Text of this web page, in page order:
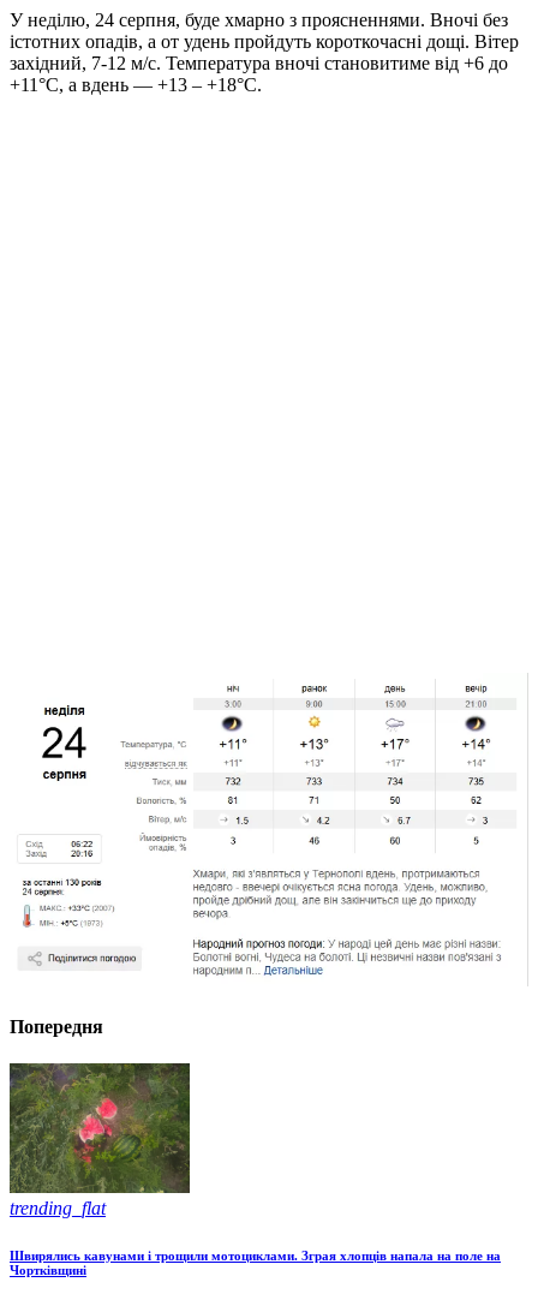
У неділю, 24 серпня, буде хмарно з проясненнями. Вночі без
істотних опадів, а от удень пройдуть короткочасні дощі. Вітер
західний, 7-12 м/с. Температура вночі становитиме від +6 до
+11°C, а вдень — +13 – +18°C.
Попередня
trending_flat
Швирялись кавунами і трощили мотоциклами. Зграя хлопців напала на поле на
Чортківщині